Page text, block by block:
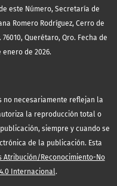
este Número, Secretaría de
Romero Rodríguez, Cerro de
Querétaro, Qro. Fecha de
de 2026.
no necesariamente reflejan la
la reproducción total o
siempre y cuando se
de la publicación. Esta
Atribución/Reconocimiento-No
Internacional.